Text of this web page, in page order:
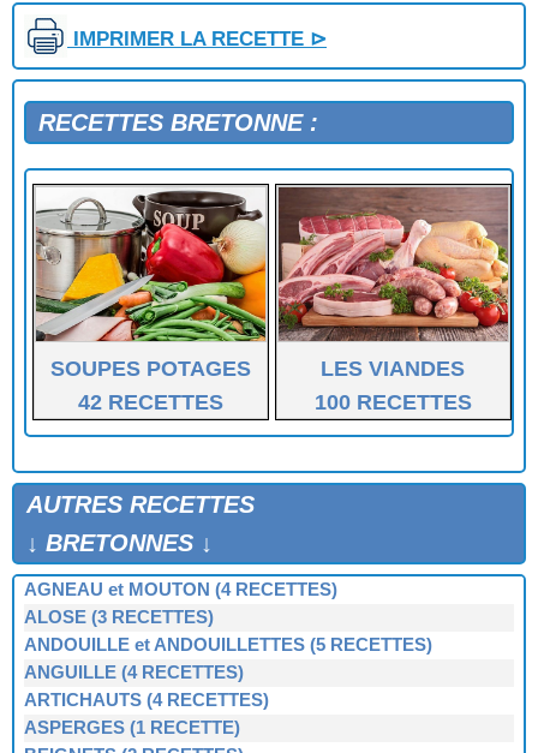
TERRINE QUIMPÉROISE
TRIPES A LA BIGOUDENN
TRIPES A LA MODE DE NANTES
TRIPES A LA MODE DE RENNES
TRIPES A LA MODE DE SAINT-MALO
TRIPES DE GOURIN AUX PRUNEAUX
TRIPES DES NOCES DE SCRIGNAC pour 150 convives
VEAU BRAISÉ DU PAYS DE RETZ
IMPRIMER LA RECETTE ⊳
RECETTES BRETONNE :
SOUPES POTAGES
42 RECETTES
LES VIANDES
100 RECETTES
AUTRES RECETTES
↓ BRETONNES ↓
AGNEAU et MOUTON (4 RECETTES)
ALOSE (3 RECETTES)
ANDOUILLE et ANDOUILLETTES (5 RECETTES)
ANGUILLE (4 RECETTES)
ARTICHAUTS (4 RECETTES)
ASPERGES (1 RECETTE)